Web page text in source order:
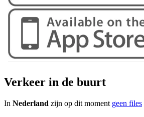
Verkeer in de buurt
In Nederland zijn op dit moment geen files